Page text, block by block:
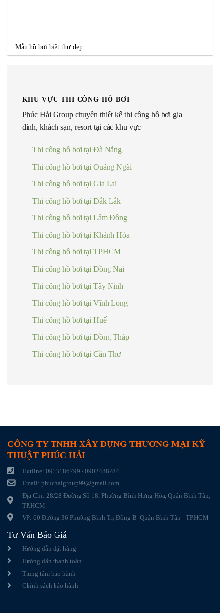
Mẫu hồ bơi biệt thự đẹp
KHU VỰC THI CÔNG HỒ BƠI
Phúc Hải Group chuyên thiết kế thi công hồ bơi gia
đình, khách sạn, resort tại các khu vực
Thi công hồ bơi tại Đà Nẵng
Thi công hồ bơi tại Quảng Ngãi
Thi công hồ bơi tại Gia Lai
Thi công hồ bơi tại Đắk Lắk
Thi công hồ bơi tại Lâm Đồng
Thi công hồ bơi tại Khánh Hòa
Thi công hồ bơi tại TPHCM
Thi công hồ bơi tại Đồng Nai
Thi công hồ bơi tại Tây Ninh
Thi công hồ bơi tại Vĩnh Long
Thi công hồ bơi tại Huế
Thi công hồ bơi tại Đồng Tháp
Thi công hồ bơi tại Cần Thơ
CÔNG TY TNHH XÂY DỰNG THƯƠNG MẠI KỸ
THUẬT PHÚC HẢI
Hotline: 0933186799 - 0902488284
Email: phuchaigroup99@gmail.com
Địa Chỉ: 28/28 Đường Số 18, Phường Bình Hưng Hòa, Quận Bình Tân,
TP.HCM
VP: 60 Đường 36 Phường Bình Trị Đông B -Quận Bình Tân - TP.HCM
Tư Vấn Báo Giá
Hướng dẫn đặt hàng
Hướng dẫn thanh toán
Trung tâm bảo hành
Chính sách bảo hành